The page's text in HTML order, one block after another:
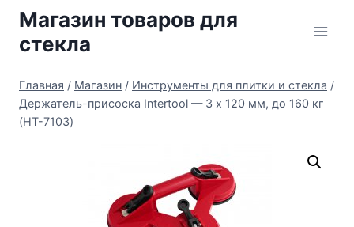
Перейти
содержимому
Магазин товаров для
стекла
Главная / Магазин / Инструменты для плитки и стекла /
Держатель-присоска Intertool — 3 х 120 мм, до 160 кг
(HT-7103)